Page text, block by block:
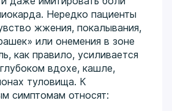
Нередко пациенты
жжения, покалывания,
или онемения в зоне
как правило, усиливается
вдохе, кашле,
туловища. К
симптомам относят: